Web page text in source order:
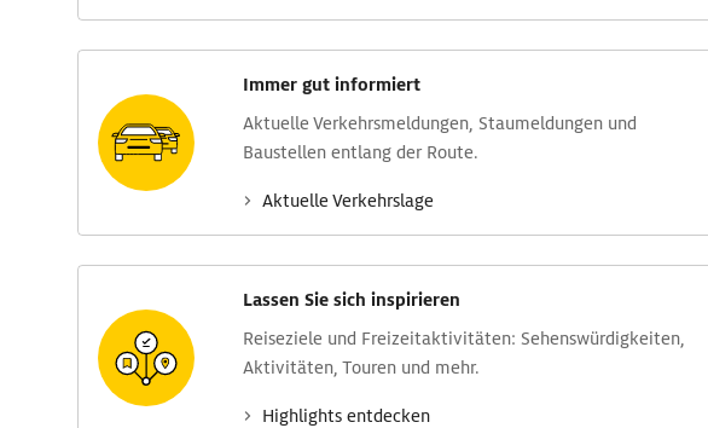
Immer gut informiert
Aktuelle Verkehrs­meldungen, Stau­meldungen und
Baustellen entlang der Route.
Aktuelle Verkehrs­lage
Lassen Sie sich inspirieren
Reise­ziele und Freizeit­aktivitäten: Sehens­würdig­keiten,
Aktivitäten, Touren und mehr.
Highlights entdecken